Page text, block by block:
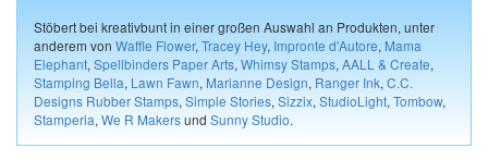
Stöbert bei kreativbunt in einer großen Auswahl an Produkten, unter
anderem von Waffle Flower, Tracey Hey, Impronte d'Autore, Mama
Elephant, Spellbinders Paper Arts, Whimsy Stamps, AALL & Create,
Stamping Bella, Lawn Fawn, Marianne Design, Ranger Ink, C.C.
Designs Rubber Stamps, Simple Stories, Sizzix, StudioLight, Tombow,
Stamperia, We R Makersund Sunny Studio.